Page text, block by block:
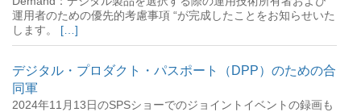
運用者のための優先的考慮事項 “が完成したことをお知らせいた
します。 […]
デジタル・プロダクト・パスポート（DPP）のための合
同軍
2024年11月13日のSPSショーでのジョイントイベントの録画も